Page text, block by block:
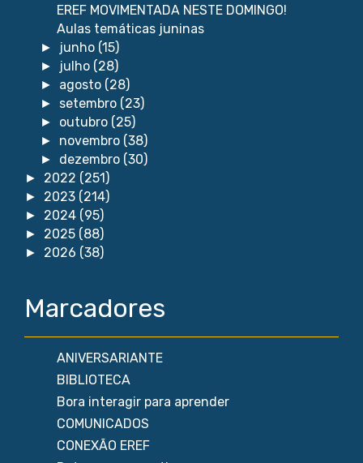
EREF MOVIMENTADA NESTE DOMINGO!
Aulas temáticas juninas
► junho (15)
► julho (28)
► agosto (28)
► setembro (23)
► outubro (25)
► novembro (38)
► dezembro (30)
► 2022 (251)
► 2023 (214)
► 2024 (95)
► 2025 (88)
► 2026 (38)
Marcadores
ANIVERSARIANTE
BIBLIOTECA
Bora interagir para aprender
COMUNICADOS
CONEXÃO EREF